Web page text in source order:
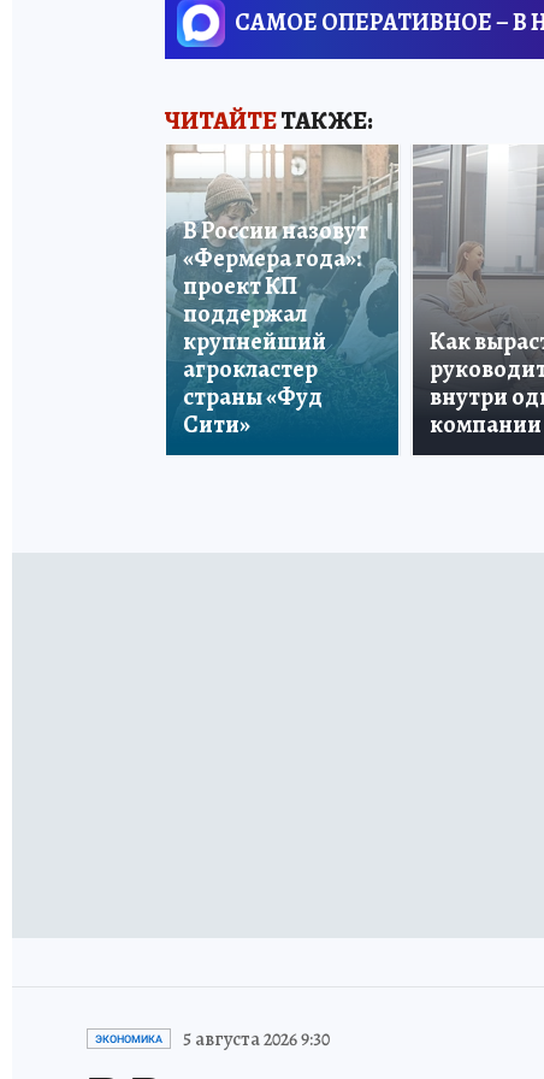
САМОЕ ОПЕРАТИВНОЕ – В
ЧИТАЙТЕТАКЖЕ:
В России назовут
«Фермера года»:
проект КП
поддержал
крупнейший
агрокластер
страны «Фуд
Сити»
Как
внутри
компании
ЭКОНОМИКА 5 августа 2026 9:30